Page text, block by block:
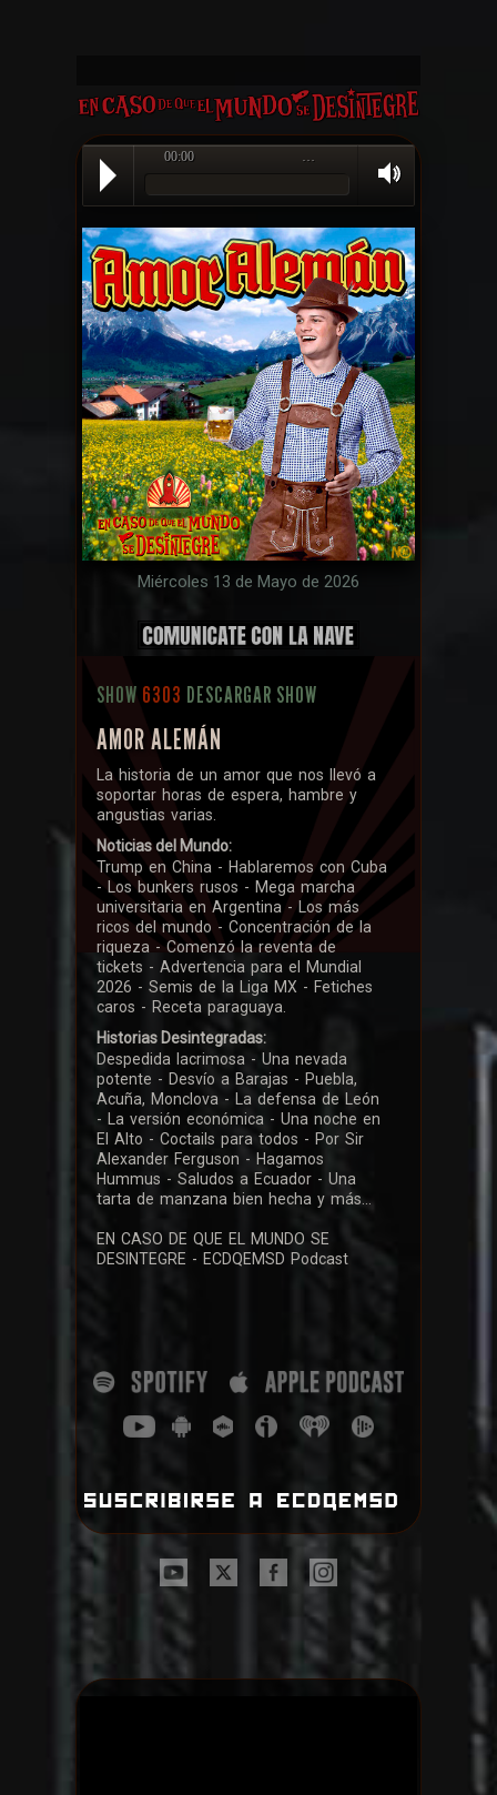
00:00 …
Miércoles 13 de Mayo de 2026
SHOW 6303 DESCARGAR SHOW
AMOR ALEMÁN
La historia de un amor que nos llevó a
soportar horas de espera, hambre y
angustias varias.
Noticias del Mundo:
Trump en China - Hablaremos con Cuba
- Los bunkers rusos - Mega marcha
universitaria en Argentina - Los más
ricos del mundo - Concentración de la
riqueza - Comenzó la reventa de
tickets - Advertencia para el Mundial
2026 - Semis de la Liga MX - Fetiches
caros - Receta paraguaya.
Historias Desintegradas:
Despedida lacrimosa - Una nevada
potente - Desvío a Barajas - Puebla,
Acuña, Monclova - La defensa de León
- La versión económica - Una noche en
El Alto - Coctails para todos - Por Sir
Alexander Ferguson - Hagamos
Hummus - Saludos a Ecuador - Una
tarta de manzana bien hecha y más...
EN CASO DE QUE EL MUNDO SE
DESINTEGRE - ECDQEMSD Podcast